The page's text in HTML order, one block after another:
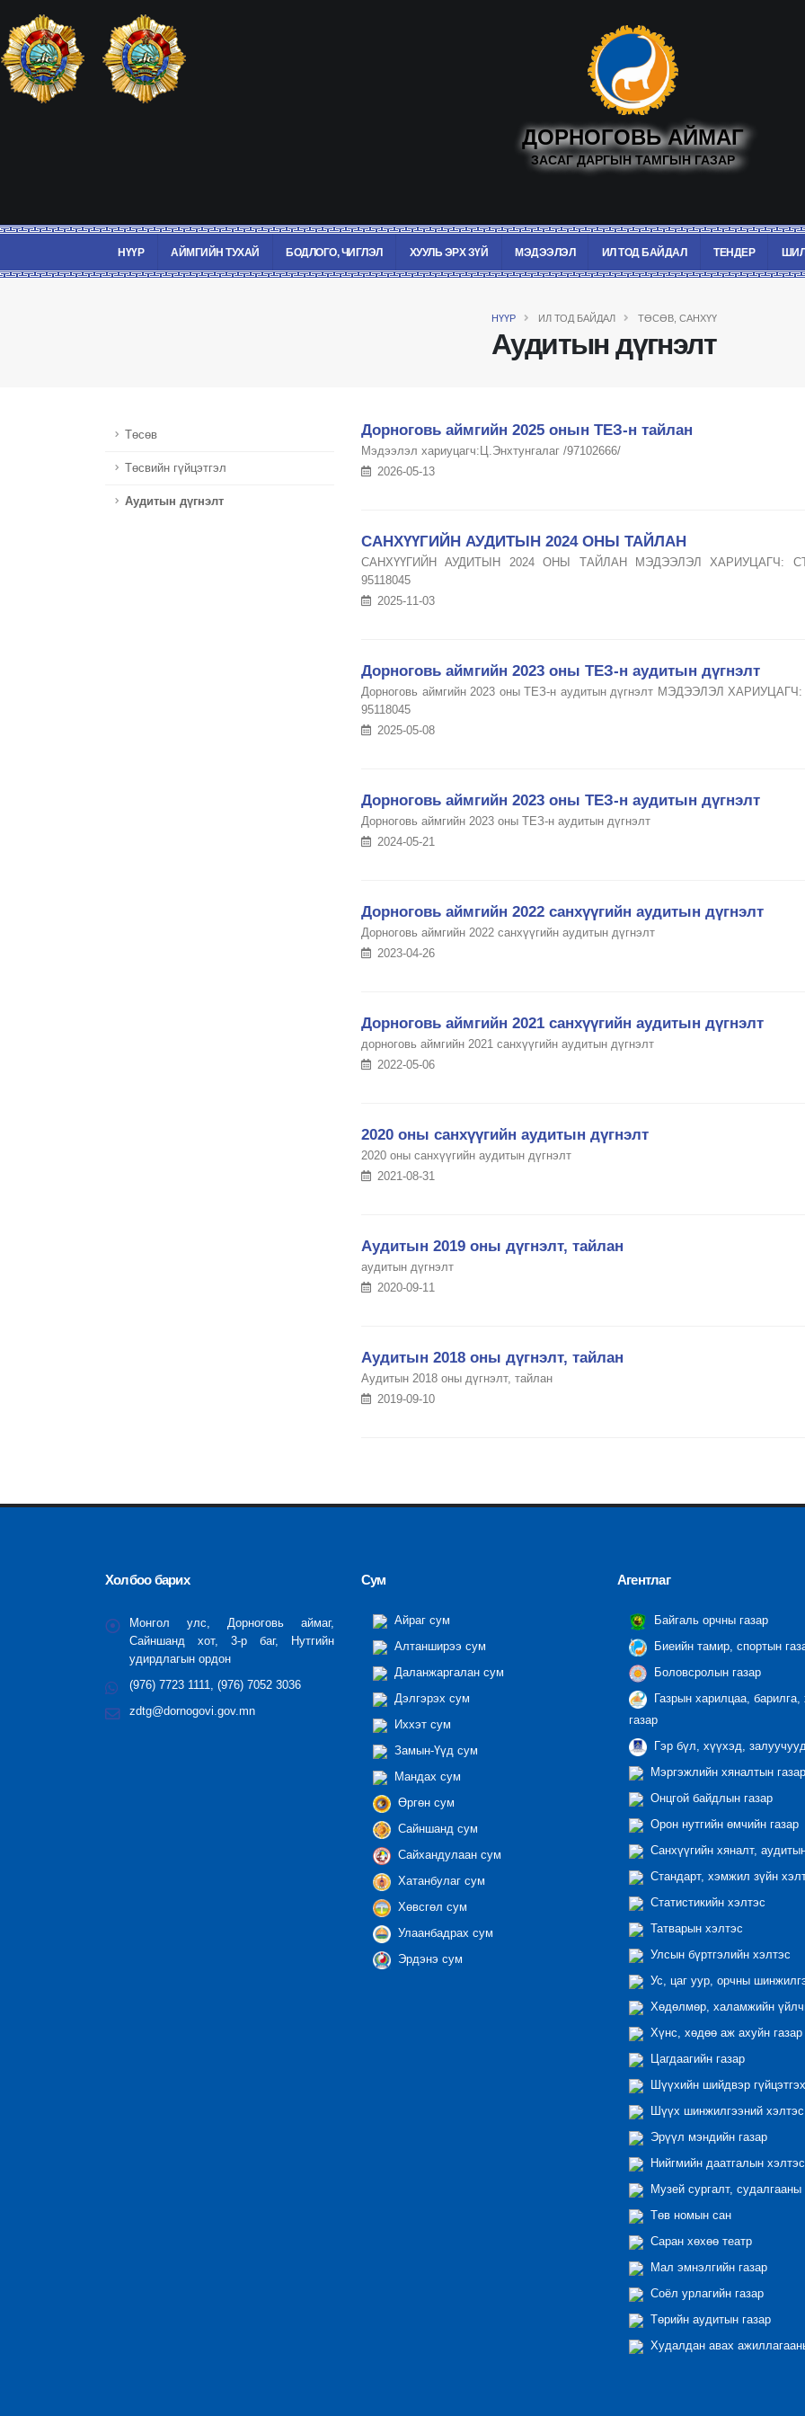
ДОРНОГОВЬ АЙМАГ
ЗАСАГ ДАРГЫН ТАМГЫН ГАЗАР
НҮҮР АЙМГИЙН ТУХАЙ БОДЛОГО, ЧИГЛЭЛ ХУУЛЬ ЭРХ ЗҮЙ МЭДЭЭЛЭЛ ИЛ ТОД БАЙДАЛ ТЕНДЕР
НҮҮР ИЛ ТОД БАЙДАЛ ТӨСӨВ, САНХҮҮ
Аудитын дүгнэлт
Төсөв
Төсвийн гүйцэтгэл
Аудитын дүгнэлт
Дорноговь аймгийн 2025 онын ТЕЗ-н тайлан
Мэдээлэл хариуцагч:Ц.Энхтунгалаг /97102666/
2026-05-13
САНХҮҮГИЙН АУДИТЫН 2024 ОНЫ ТАЙЛАН
САНХҮҮГИЙН АУДИТЫН 2024 ОНЫ ТАЙЛАН МЭДЭЭЛЭЛ ХАРИУЦАГЧ:
95118045
2025-11-03
Дорноговь аймгийн 2023 оны ТЕЗ-н аудитын дүгнэлт
Дорноговь аймгийн 2023 оны ТЕЗ-н аудитын дүгнэлт МЭДЭЭЛЭЛ
95118045
2025-05-08
Дорноговь аймгийн 2023 оны ТЕЗ-н аудитын дүгнэлт
Дорноговь аймгийн 2023 оны ТЕЗ-н аудитын дүгнэлт
2024-05-21
Дорноговь аймгийн 2022 санхүүгийн аудитын дүгнэлт
Дорноговь аймгийн 2022 санхүүгийн аудитын дүгнэлт
2023-04-26
Дорноговь аймгийн 2021 санхүүгийн аудитын дүгнэлт
дорноговь аймгийн 2021 санхүүгийн аудитын дүгнэлт
2022-05-06
2020 оны санхүүгийн аудитын дүгнэлт
2020 оны санхүүгийн аудитын дүгнэлт
2021-08-31
Аудитын 2019 оны дүгнэлт, тайлан
аудитын дүгнэлт
2020-09-11
Аудитын 2018 оны дүгнэлт, тайлан
Аудитын 2018 оны дүгнэлт, тайлан
2019-09-10
Холбоо барих
Монгол улс, Дорноговь аймаг,
Сайншанд хот, 3-р баг, Нутгийн
удирдлагын ордон
(976) 7723 1111, (976) 7052 3036
zdtg@dornogovi.gov.mn
Сум
Айраг сум
Алтанширээ сум
Даланжаргалан сум
Дэлгэрэх сум
Иххэт сум
Замын-Үүд сум
Мандах сум
Өргөн сум
Сайншанд сум
Сайхандулаан сум
Хатанбулаг сум
Хөвсгөл сум
Улаанбадрах сум
Эрдэнэ сум
Агентлаг
Байгаль орчны газар
Биеийн тамир, спортын
Боловсролын газар
Газрын харилцаа,
газар
Гэр бүл, хүүхэд,
Мэргэжлийн хяналтын
Онцгой байдлын газар
Орон нутгийн өмчийн газар
Санхүүгийн хяналт,
Стандарт, хэмжил зүйн
Статистикийн хэлтэс
Татварын хэлтэс
Улсын бүртгэлийн хэлтэс
Ус, цаг уур, орчны
Хөдөлмөр, халамжийн
Хүнс, хөдөө аж ахуйн газар
Цагдаагийн газар
Шүүхийн шийдвэр
Шүүх шинжилгээний хэлтэс
Эрүүл мэндийн газар
Нийгмийн даатгалын хэлтэс
Музей сургалт, судалгааны
Төв номын сан
Саран хөхөө театр
Мал эмнэлгийн газар
Соёл урлагийн газар
Төрийн аудитын газар
Худалдан авах